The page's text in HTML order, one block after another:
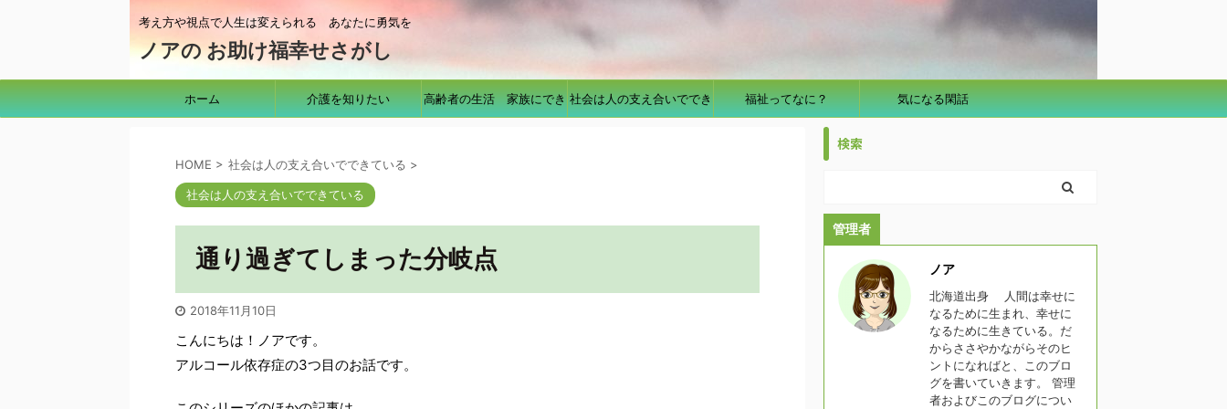
考え方や視点で人生は変えられる あなたに勇気を
ノアの お助け福幸せさがし
ホーム 介護を知りたい 高齢者の生活 家族にでき 社会は人の支え合いででき 福祉ってなに？ 気になる閑話
HOME > 社会は人の支え合いでできている >
社会は人の支え合いでできている
通り過ぎてしまった分岐点
2018年11月10日
こんにちは！ノアです。
アルコール依存症の3つ目のお話です。
検索
管理者
ノア
北海道出身 人間は幸せに
なるために生まれ、幸せに
なるために生きている。だ
からささやかながらそのヒ
ントになればと、このブロ
グを書いていきます。 管理
者およびこのブログについ